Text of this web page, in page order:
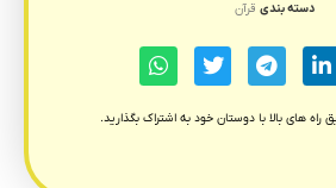
دسته بندی قرآن
راه های بالا با دوستان خود به اشتراک بگذارید.